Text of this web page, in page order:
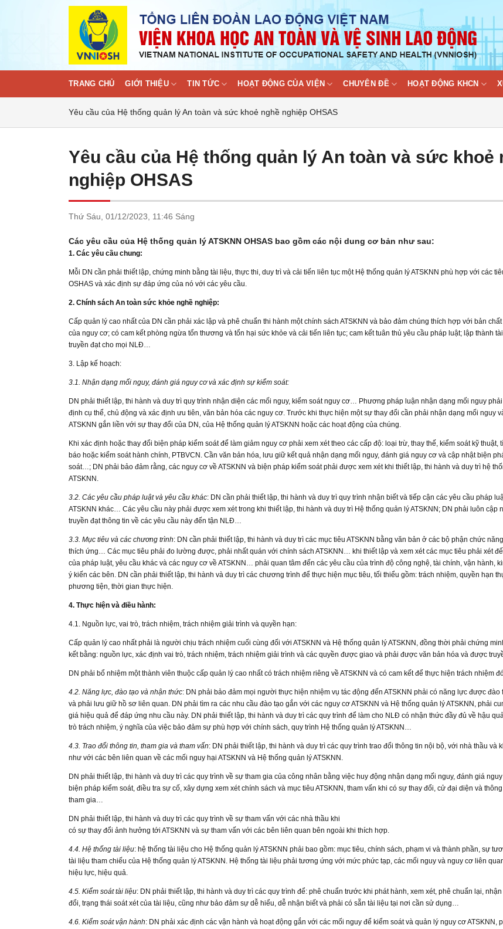
TRANG CHỦ GIỚI THIỆU TIN TỨC HOẠT ĐỘNG CỦA VIỆN CHUYÊN ĐỀ HOẠT ĐỘNG KHCN
Yêu cầu của Hệ thống quản lý An toàn và sức khoẻ nghề nghiệp OHSAS
Yêu cầu của Hệ thống quản lý An toàn và sức khoẻ
nghiệp OHSAS
Thứ Sáu, 01/12/2023, 11:46 Sáng
Các yêu cầu của Hệ thống quản lý ATSKNN OHSAS bao gồm các nội dung cơ bản như sau:
1. Các yêu cầu chung:
Mỗi DN cần phải thiết lập, chứng minh bằng tài liệu, thực thi, duy trì và cải tiến liên tục một Hệ thống quản lý ATSKNN phù hợp với các
OSHAS và xác định sự đáp ứng của nó với các yêu cầu.
2. Chính sách An toàn sức khỏe nghề nghiệp:
Cấp quản lý cao nhất của DN cần phải xác lập và phê chuẩn thi hành một chính sách ATSKNN và bảo đảm chúng thích hợp với bản
của nguy cơ; có cam kết phòng ngừa tổn thương và tổn hại sức khỏe và cải tiến liên tục; cam kết tuân thủ yêu cầu pháp luật; lập thành
truyền đạt cho mọi NLĐ…
3. Lập kế hoạch:
3.1. Nhận dạng mối nguy, đánh giá nguy cơ và xác định sự kiểm soát:
DN phải thiết lập, thi hành và duy trì quy trình nhận diện các mối nguy, kiểm soát nguy cơ… Phương pháp luận nhận dạng mối nguy
định cụ thể, chủ động và xác định ưu tiên, văn bản hóa các nguy cơ. Trước khi thực hiện một sự thay đổi cần phải nhận dạng mối nguy
ATSKNN gắn liền với sự thay đổi của DN, của Hệ thống quản lý ATSKNN hoặc các hoạt động của chúng.
Khi xác định hoặc thay đổi biện pháp kiểm soát để làm giảm nguy cơ phải xem xét theo các cấp độ: loại trừ, thay thế, kiểm soát kỹ thuật,
báo hoặc kiểm soát hành chính, PTBVCN. Cần văn bản hóa, lưu giữ kết quả nhận dạng mối nguy, đánh giá nguy cơ và cập nhật biện
soát…; DN phải bảo đảm rằng, các nguy cơ về ATSKNN và biện pháp kiểm soát phải được xem xét khi thiết lập, thi hành và duy trì hệ
ATSKNN.
3.2. Các yêu cầu pháp luật và yêu cầu khác: DN cần phải thiết lập, thi hành và duy trì quy trình nhận biết và tiếp cận các yêu cầu pháp
ATSKNN khác… Các yêu cầu này phải được xem xét trong khi thiết lập, thi hành và duy trì Hệ thống quản lý ATSKNN; DN phải luôn cập
truyền đạt thông tin về các yêu cầu này đến tận NLĐ…
3.3. Mục tiêu và các chương trình: DN cần phải thiết lập, thi hành và duy trì các mục tiêu ATSKNN bằng văn bản ở các bộ phận chức
thích ứng… Các mục tiêu phải đo lường được, phải nhất quán với chính sách ATSKNN… khi thiết lập và xem xét các mục tiêu phải xét
của pháp luật, yêu cầu khác và các nguy cơ về ATSKNN… phải quan tâm đến các yêu cầu của trình độ công nghệ, tài chính, vận hành,
ý kiến các bên. DN cần phải thiết lập, thi hành và duy trì các chương trình để thực hiện mục tiêu, tối thiểu gồm: trách nhiệm, quyền hạn
phương tiện, thời gian thực hiện.
4. Thực hiện và điều hành:
4.1. Nguồn lực, vai trò, trách nhiệm, trách nhiệm giải trình và quyền hạn:
Cấp quản lý cao nhất phải là người chịu trách nhiệm cuối cùng đối với ATSKNN và Hệ thống quản lý ATSKNN, đồng thời phải chứng
kết bằng: nguồn lực, xác định vai trò, trách nhiệm, trách nhiệm giải trình và các quyền được giao và phải được văn bản hóa và được
DN phải bổ nhiệm một thành viên thuộc cấp quản lý cao nhất có trách nhiệm riêng về ATSKNN và có cam kết để thực hiện trách nhiệm
4.2. Năng lực, đào tạo và nhận thức: DN phải bảo đảm mọi người thực hiện nhiệm vụ tác động đến ATSKNN phải có năng lực được đào
và phải lưu giữ hồ sơ liên quan. DN phải tìm ra các nhu cầu đào tạo gắn với các nguy cơ ATSKNN và Hệ thống quản lý ATSKNN, phải
giá hiệu quả để đáp ứng nhu cầu này. DN phải thiết lập, thi hành và duy trì các quy trình để làm cho NLĐ có nhận thức đầy đủ về hậu
trò trách nhiệm, ý nghĩa của việc bảo đảm sự phù hợp với chính sách, quy trình Hệ thống quản lý ATSKNN…
4.3. Trao đổi thông tin, tham gia và tham vấn: DN phải thiết lập, thi hành và duy trì các quy trình trao đổi thông tin nội bộ, với nhà thầu và
như với các bên liên quan về các mối nguy hại ATSKNN và Hệ thống quản lý ATSKNN.
DN phải thiết lập, thi hành và duy trì các quy trình về sự tham gia của công nhân bằng việc huy động nhận dạng mối nguy, đánh giá
biện pháp kiểm soát, điều tra sự cố, xây dựng xem xét chính sách và mục tiêu ATSKNN, tham vấn khi có sự thay đổi, cử đại diện và
tham gia…
DN phải thiết lập, thi hành và duy trì các quy trình về sự tham vấn với các nhà thầu khi
có sự thay đổi ảnh hưởng tới ATSKNN và sự tham vấn với các bên liên quan bên ngoài khi thích hợp.
4.4. Hệ thống tài liệu: hệ thống tài liệu cho Hệ thống quản lý ATSKNN phải bao gồm: mục tiêu, chính sách, phạm vi và thành phần, sự
tài liệu tham chiếu của Hệ thống quản lý ATSKNN. Hệ thống tài liệu phải tương ứng với mức phức tạp, các mối nguy và nguy cơ liên
hiệu lực, hiệu quả.
4.5. Kiểm soát tài liệu: DN phải thiết lập, thi hành và duy trì các quy trình để: phê chuẩn trước khi phát hành, xem xét, phê chuẩn lại,
đổi, trạng thái soát xét của tài liệu, cũng như bảo đảm sự dễ hiểu, dễ nhận biết và phải có sẵn tài liệu tại nơi cần sử dụng…
4.6. Kiểm soát vận hành: DN phải xác định các vận hành và hoạt động gắn với các mối nguy để kiểm soát và quản lý nguy cơ ATSKNN,